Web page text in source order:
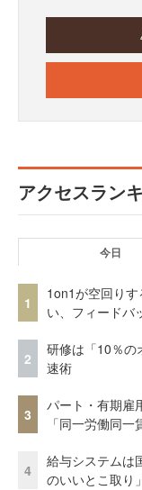
アクセスラン
今日
1
1on1が空回り
い、フィードバ
2
研修は「10％
速術
3
パート・有期雇
「同一労働同
4
給与システム
のいいとこ取り